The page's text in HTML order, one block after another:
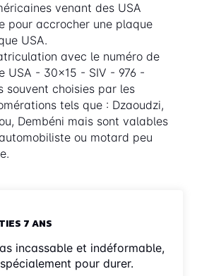
venant des USA
pour accrocher une plaque
USA.
avec le numéro de
USA - 30x15 - SIV - 976 -
souvent choisies par les
tels que : Dzaoudzi,
Dembéni mais sont valables
ou motard peu
7 ANS
incassable et indéformable,
pour durer.